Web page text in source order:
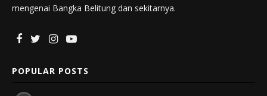
mengenai Bangka Belitung dan sekitarnya.
POPULAR POSTS